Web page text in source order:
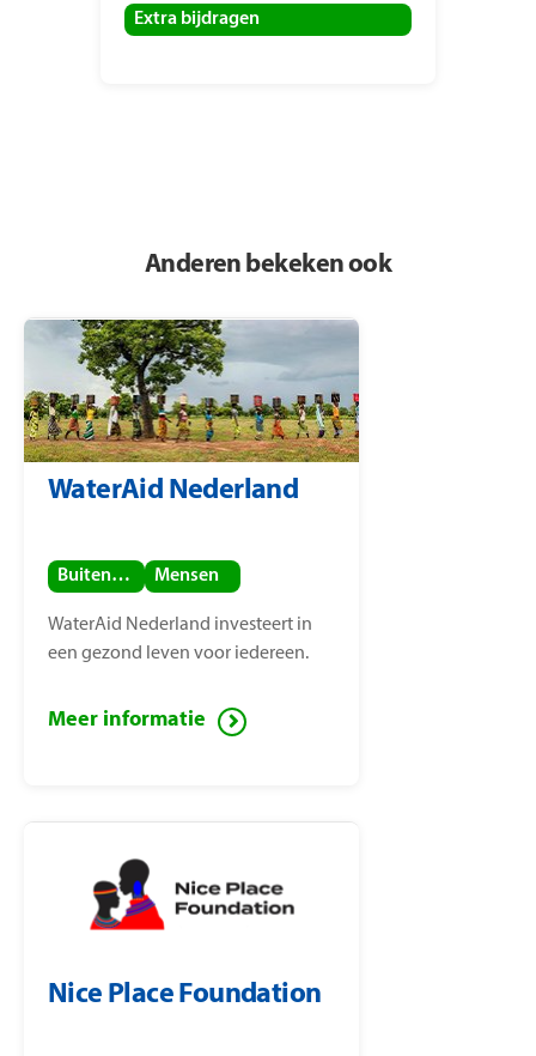
Extra bijdragen
Anderen bekeken ook
WaterAid Nederland
Buitenland Mensen
WaterAid Nederland investeert in
een gezond leven voor iedereen.
Meer informatie
Nice Place Foundation